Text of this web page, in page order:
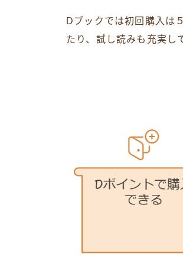
Dブックでは初回購入は
たり、試し読みも充実し